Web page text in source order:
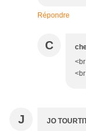
Répondre
C
J JO